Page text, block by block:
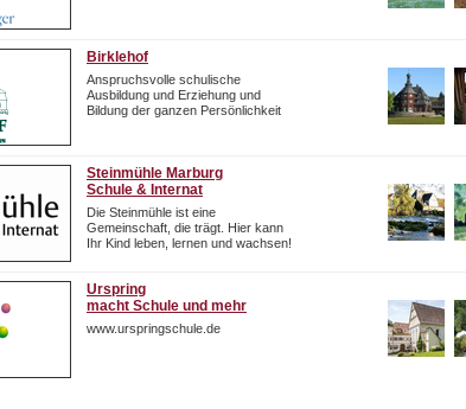
Birklehof
Anspruchsvolle schulische
Ausbildung und Erziehung und
Bildung der ganzen Persönlichkeit
Steinmühle Marburg
Schule & Internat
Die Steinmühle ist eine
Gemeinschaft, die trägt. Hier kann
Ihr Kind leben, lernen und wachsen!
Urspring
macht Schule und mehr
www.urspringschule.de